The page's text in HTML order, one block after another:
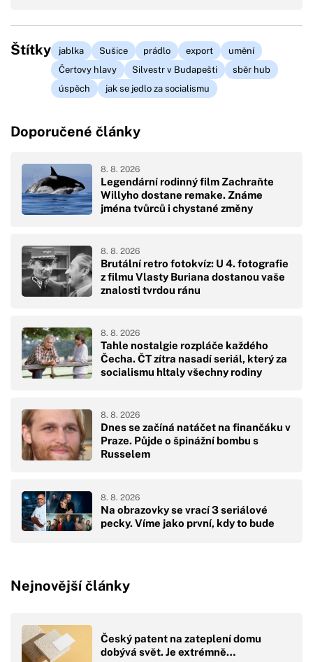
Štítky jablka Sušice prádlo export
umění
Čertovy hlavy
Silvestr v Budapešti
sběr hub
úspěch
jak se jedlo za socialismu
Doporučené články
Legendární rodinný film Zachraňte
Willyho dostane remake. Známe
jména tvůrců i chystané změny
8. 8. 2026
Brutální retro fotokvíz: U 4. fotografie
z filmu Vlasty Buriana dostanou vaše
znalosti tvrdou ránu
8. 8. 2026
Tahle nostalgie rozpláče každého
Čecha. ČT zítra nasadí seriál, který za
socialismu hltaly všechny rodiny
8. 8. 2026
Dnes se začíná natáčet na finančáku v
Praze. Půjde o špinážní bombu s
Russelem
8. 8. 2026
Na obrazovky se vrací 3 seriálové
pecky. Víme jako první, kdy to bude
8. 8. 2026
Nejnovější články
Český patent na zateplení domu
dobývá svět. Je extrémně…